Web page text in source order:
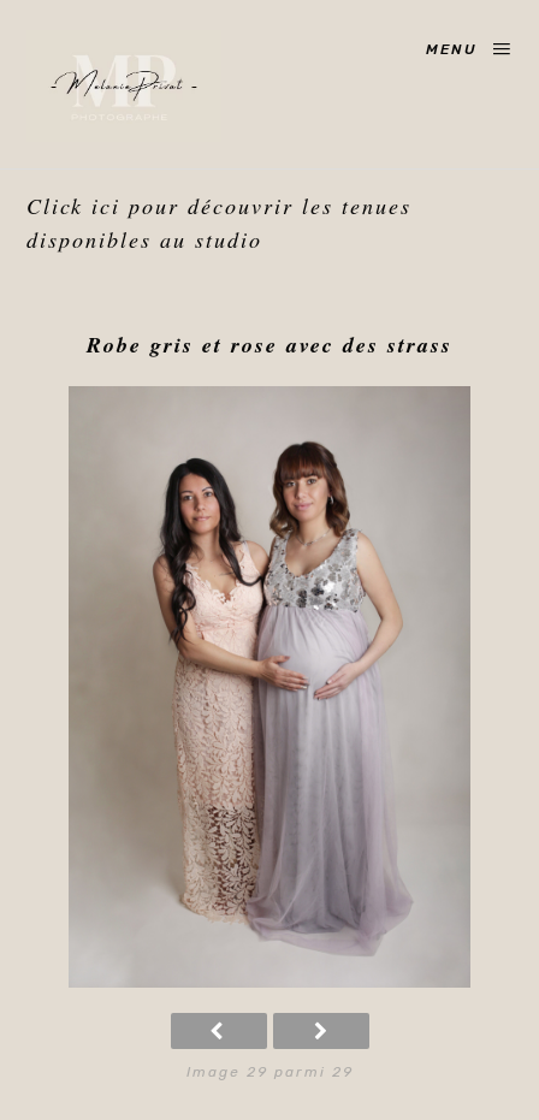
MENU
Click ici pour découvrir les tenues
disponibles au studio
Robe gris et rose avec des strass
Image 29 parmi 29